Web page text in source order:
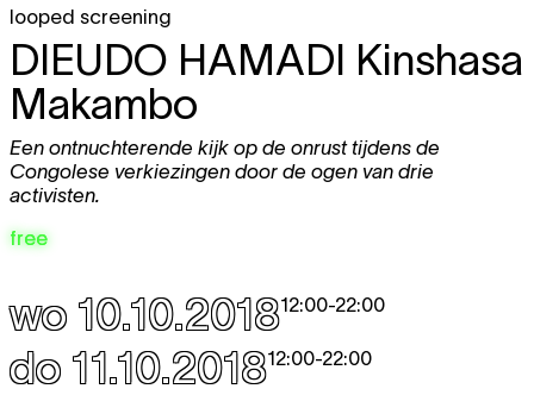
looped screening
DIEUDO HAMADI Kinshasa
Makambo
Een ontnuchterende kijk op de onrust tijdens de
Congolese verkiezingen door de ogen van drie
activisten.
free
wo 10.10.201812:00-22:00
do 11.10.201812:00-22:00